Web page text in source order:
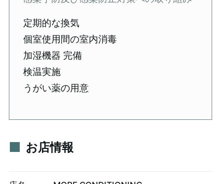
定期的な換気
個室使用間の室内消毒
加湿機器 完備
検温実施
うがい薬の用意
お店情報